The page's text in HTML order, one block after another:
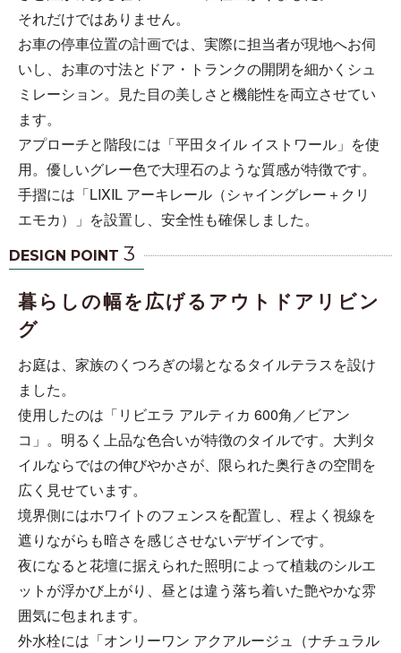
それだけではありません。
お車の停車位置の計画では、実際に担当者が現地へお伺
いし、お車の寸法とドア・トランクの開閉を細かくシュ
ミレーション。見た目の美しさと機能性を両立させてい
ます。
アプローチと階段には「平田タイル イストワール」を使
用。優しいグレー色で大理石のような質感が特徴です。
手摺には「LIXIL アーキレール（シャイングレー＋クリ
エモカ）」を設置し、安全性も確保しました。
DESIGN POINT 3
暮らしの幅を広げるアウトドアリビン
グ
お庭は、家族のくつろぎの場となるタイルテラスを設け
ました。
使用したのは「リビエラ アルティカ 600角／ビアン
コ」。明るく上品な色合いが特徴のタイルです。大判タ
イルならではの伸びやかさが、限られた奥行きの空間を
広く見せています。
境界側にはホワイトのフェンスを配置し、程よく視線を
遮りながらも暗さを感じさせないデザインです。
夜になると花壇に据えられた照明によって植栽のシルエ
ットが浮かび上がり、昼とは違う落ち着いた艶やかな雰
囲気に包まれます。
外水栓には「オンリーワン アクアルージュ（ナチュラル